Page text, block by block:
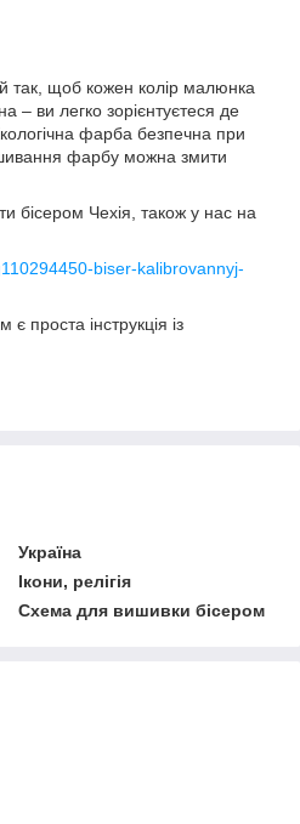
так, щоб кожен колір малюнка
– ви легко зорієнтуєтеся де
фарба безпечна при
фарбу можна змити
бісером Чехія, також у нас на
biser-kalibrovannyj-
проста інструкція із
Україна
Ікони, релігія
Схема для вишивки бісером